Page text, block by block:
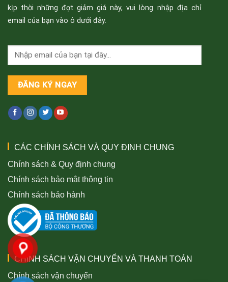
kịp thời những đợt giảm giá này, vui lòng nhập địa chỉ
email của bạn vào ô dưới đây.
CÁC CHÍNH SÁCH VÀ QUY ĐỊNH CHUNG
Chính sách & Quy định chung
Chính sách bảo mật thông tin
Chính sách bảo hành
CHÍNH SÁCH VẬN CHUYỂN VÀ THANH TOÁN
Chính sách vận chuyển